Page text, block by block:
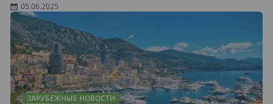
05.06.2025
ЗАРУБЕЖНЫЕ НОВОСТИ